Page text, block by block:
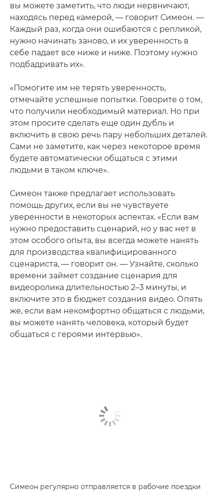
вы можете заметить, что люди нервничают,
находясь перед камерой, — говорит Симеон. —
Каждый раз, когда они ошибаются с репликой,
нужно начинать заново, и их уверенность в
себе падает все ниже и ниже. Поэтому нужно
подбадривать их».
«Помогите им не терять уверенность,
отмечайте успешные попытки. Говорите о том,
что получили необходимый материал. Но при
этом просите сделать еще один дубль и
включить в свою речь пару небольших деталей.
Сами не заметите, как через некоторое время
будете автоматически общаться с этими
людьми в таком ключе».
Симеон также предлагает использовать
помощь других, если вы не чувствуете
уверенности в некоторых аспектах. «Если вам
нужно предоставить сценарий, но у вас нет в
этом особого опыта, вы всегда можете нанять
для производства квалифицированного
сценариста, — говорит он. — Узнайте, сколько
времени займет создание сценария для
видеоролика длительностью 2–3 минуты, и
включите это в бюджет создания видео. Опять
же, если вам некомфортно общаться с людьми,
вы можете нанять человека, который будет
общаться с героями интервью».
Симеон регулярно отправляется в рабочие поездки